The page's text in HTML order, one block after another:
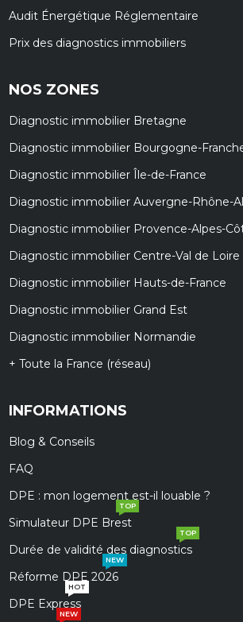
Audit Énergétique Réglementaire
Prix des diagnostics immobiliers
NOS ZONES
Diagnostic immobilier Bretagne
Diagnostic immobilier Bourgogne-
Diagnostic immobilier Île-de-France
Diagnostic immobilier Auvergne-Rhône-
Diagnostic immobilier Provence-Alpes-
Diagnostic immobilier Centre-Val de Loire
Diagnostic immobilier Hauts-de-France
Diagnostic immobilier Grand Est
Diagnostic immobilier Normandie
+ Toute la France (réseau)
INFORMATIONS
Blog & Conseils
FAQ
DPE : mon logement est-il louable ?
Simulateur DPE Brest
TOP
Durée de validité des diagnostics
TOP
Réforme DPE 2026
NEW
DPE Express
HOT
NEW